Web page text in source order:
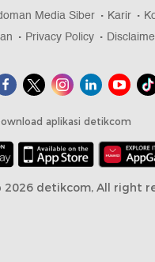
Media Siber Karir
Privacy Policy
aplikasi detikcom
2026 detikcom, All right